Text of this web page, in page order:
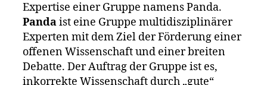
Expertise einer Gruppe namens Panda.
Pandaist eine Gruppe multidisziplinärer
Experten mit dem Ziel der Förderung einer
offenen Wissenschaft und einer breiten
Debatte. Der Auftrag der Gruppe ist es,
inkorrekte Wissenschaft durch „gute“